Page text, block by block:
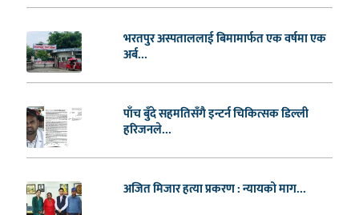
भरतपुर अस्पताललाई बिमामार्फत एक वर्षमा एक
अर्ब...
पाँच बुँदे सहमतिसँगै इन्टर्न चिकित्सक डिल्ली
हरिजनले...
अजित मिजार हत्या प्रकरण : न्यायको माग...